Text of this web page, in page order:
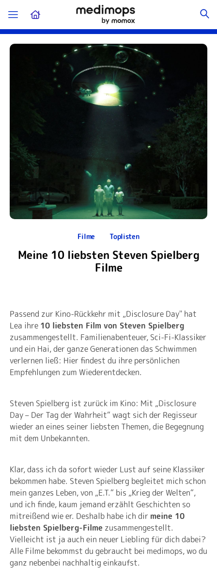
Filme Toplisten
Meine 10 liebsten Steven Spielberg
Filme
Passend zur Kino-Rückkehr mit „Disclosure Day" hat
Lea ihre 10 liebsten Film von Steven Spielberg
zusammengestellt. Familienabenteuer, Sci-Fi-Klassiker
und ein Hai, der ganze Generationen das Schwimmen
verlernen ließ: Hier findest du ihre persönlichen
Empfehlungen zum Wiederentdecken.
Steven Spielberg ist zurück im Kino: Mit „Disclosure
Day – Der Tag der Wahrheit“ wagt sich der Regisseur
wieder an eines seiner liebsten Themen, die Begegnung
mit dem Unbekannten.
Klar, dass ich da sofort wieder Lust auf seine Klassiker
bekommen habe. Steven Spielberg begleitet mich schon
mein ganzes Leben, von „E.T.“ bis „Krieg der Welten“,
und ich finde, kaum jemand erzählt Geschichten so
mitreißend wie er. Deshalb habe ich dir meine 10
liebsten Spielberg-Filme zusammengestellt.
Vielleicht ist ja auch ein neuer Liebling für dich dabei?
Alle Filme bekommst du gebraucht bei medimops, wo du
ganz nebenbei nachhaltig einkaufst.